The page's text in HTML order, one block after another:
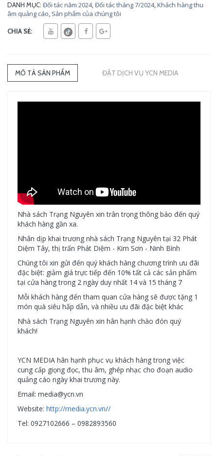
DANH MỤC: Đối tác năm 2024,Đối tác tháng 7/2024,Khách hàng thu
âm quảng cáo, Sản phẩm của chúng tôi
CHIA SẺ:
MÔ TẢ SẢN PHẨM ĐẶT DỊCH VỤ YCN MEDIA
Nhà sách Trạng Nguyên xin trân trọng thông báo đến quý
khách hàng gần xa.
Nhân dịp khai trương nhà sách Trạng Nguyên tại 32 Phát
Diệm Tây, thị trấn Phát Diệm - Kim Sơn - Ninh Bình
Chúng tôi xin gửi đến quý khách hàng chương trình ưu đãi
đặc biệt: giảm giá trực tiếp đến 10% tất cả các sản phẩm
tại cửa hàng trong 2 ngày duy nhất 14 và 15 tháng 7
Mỗi khách hàng đến tham quan cửa hàng sẽ được tặng 1
món quà siêu hấp dẫn, và nhiều ưu đãi đặc biệt khác
Nhà sách Trạng Nguyên xin hân hạnh chào đón quý
khách!
YCN MEDIA hân hạnh phục vụ khách hàng trong việc
cung cấp giọng đọc, thu âm, ghép nhạc cho đoạn audio
quảng cáo ngày khai trương này.
Email: media@ycn.vn
Website: http://media.ycn.vn//
Tel: 0927102666 – 0982893560